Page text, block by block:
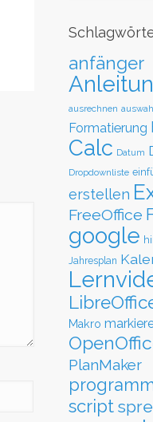
anfänger
ausrechnen
Formatierung
Calc Datum
Dropdownliste
erstellen
FreeOffice
google
Jahresplan
Makro
PlanMaker
script